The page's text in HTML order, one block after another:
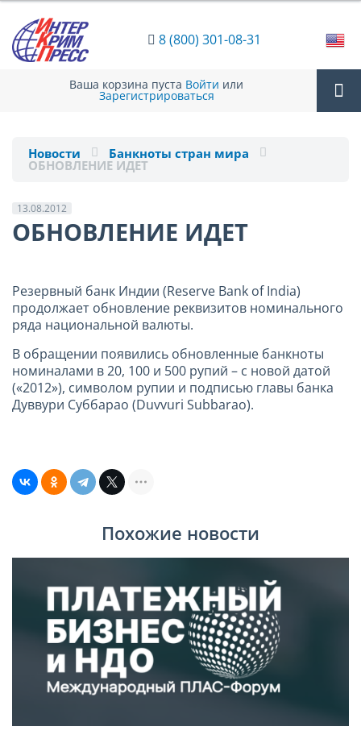
8 (800) 301-08-31
Ваша корзина пуста Войти или
Зарегистрироваться
Новости Банкноты стран мира
ОБНОВЛЕНИЕ ИДЕТ
13.08.2012
ОБНОВЛЕНИЕ ИДЕТ
Резервный банк Индии (Reserve Bank of India)
продолжает обновление реквизитов номинального
ряда национальной валюты.
В обращении появились обновленные банкноты
номиналами в 20, 100 и 500 рупий – с новой датой
(«2012»), символом рупии и подписью главы банка
Дуввури Суббарао (Duvvuri Subbarao).
Похожие новости